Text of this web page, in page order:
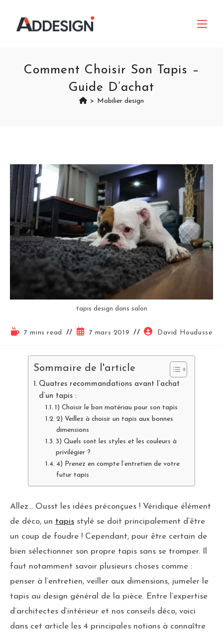
Comment Choisir Son Tapis –
Guide D’achat
> Mobilier design
tapis design dans salon
7 mins read 7 mars 2019 David Houdusse
Sommaire de l'article
Quatres recommandations avant l’achat
d’un tapis :
1) Choisir le bon matériau pour son tapis
2) Veillez à choisir un tapis aux bonnes
dimensions
3) Quels sont les styles et les couleurs à
privilégier ?
4) Prenez en compte l’entretien de votre
futur tapis
Allez… Ousst les idées préconçues ! Véridique élément
de déco, un tapis stylé se doit principalement d’être
un coup de foudre ! Cependant, pour être certain de
bien sélectionner son propre tapis sans se tromper. Il
faut notamment savoir plusieurs choses comme :
penser à l’entretien, veiller aux dimensions, jumeler le
tapis au design général de la pièce. Entre l’expertise
d’architectes d’intérieur et nos conseils déco, voici
dans cet article les 4 principales notions à connaître